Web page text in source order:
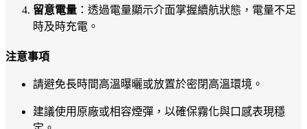
留意電量 ：透過電量顯示介面掌握續航狀態，電量不足
時及時充電。
注意事項
請避免長時間高溫曝曬或放置於密閉高溫環境。
建議使用原廠或相容煙彈，以確保霧化與口感表現穩